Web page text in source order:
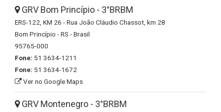
GRV Bom Princípio - 3°BRBM
ERS-122, KM 26 - Rua João Cláudio Chassot, km 28
Bom Princípio - RS - Brasil
95765-000
Fone: 51 3634-1211
Fone: 51 3634-1672
Ver no Google Maps
GRV Montenegro - 3°BRBM